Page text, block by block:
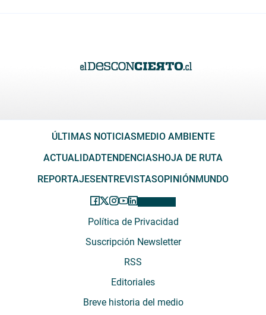
ÚLTIMAS NOTICIASMEDIO AMBIENTE
ACTUALIDADTENDENCIASHOJA DE RUTA
REPORTAJESENTREVISTASOPINIÓNMUNDO
Política de Privacidad
Suscripción Newsletter
RSS
Editoriales
Breve historia del medio